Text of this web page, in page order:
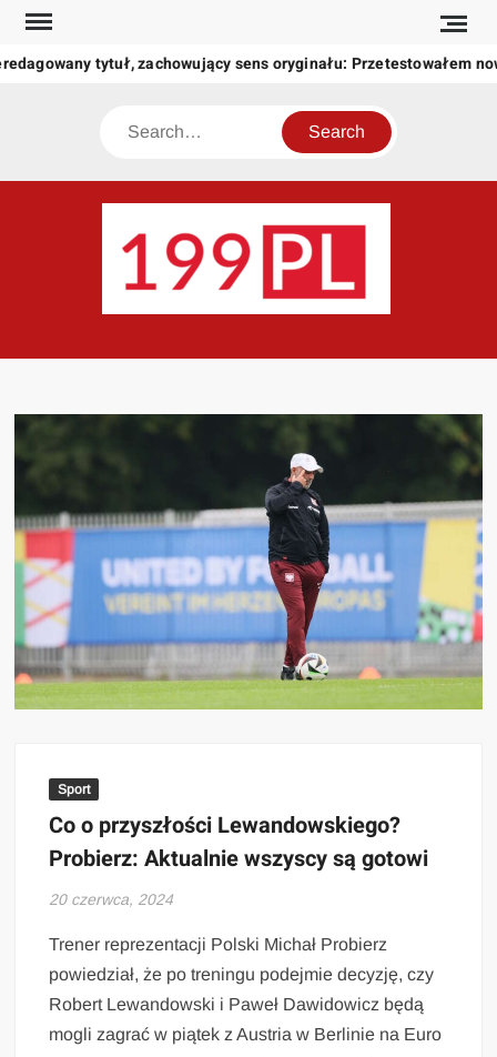
Skip
content
tytuł, zachowujący sens oryginału: Przetestowałem
Search
świat
Sport
Co o przyszłości Lewandowskiego?
Probierz: Aktualnie wszyscy są gotowi
20 czerwca, 2024
Trener reprezentacji Polski Michał Probierz
powiedział, że po treningu podejmie decyzję, czy
Robert Lewandowski i Paweł Dawidowicz będą
mogli zagrać w piątek z Austria w Berlinie na Euro